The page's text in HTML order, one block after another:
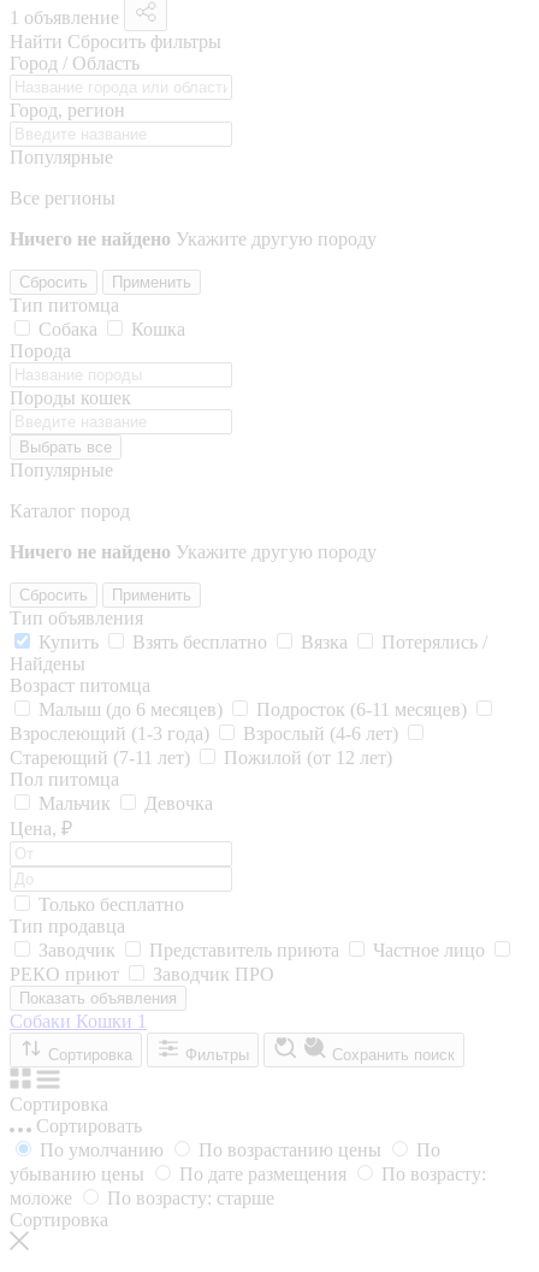
1 объявление
Найти Сбросить фильтры
Город / Область
Город, регион
Популярные
Все регионы
Ничего не найдено Укажите другую породу
Сбросить Применить
Тип питомца
Собака
Кошка
Порода
Породы кошек
Выбрать все
Популярные
Каталог пород
Ничего не найдено Укажите другую породу
Сбросить Применить
Тип объявления
Купить
Взять бесплатно Вязка
Потерялись /
Найдены
Возраст питомца
Малыш (до 6 месяцев)
Подросток (6-11 месяцев)
Взрослеющий (1-3 года)
Взрослый (4-6 лет)
Стареющий (7-11 лет)
Пожилой (от 12 лет)
Пол питомца
Мальчик
Девочка
Цена, ₽
Только бесплатно
Тип продавца
Заводчик
Представитель приюта
Частное лицо
РЕКО приют
Заводчик ПРО
Показать объявления
Собаки Кошки 1
Сортировка Фильтры Сохранить поиск
Сортировка
Сортировать
По умолчанию
По возрастанию цены
По
убыванию цены
По дате размещения
По возрасту:
моложе
По возрасту: старше
Сортировка